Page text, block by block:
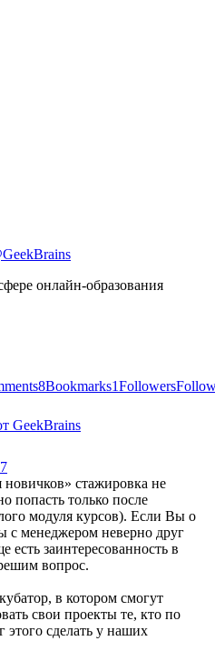
онлайн-образования
8Bookmarks1Followers
GeekBrains
новичков» стажировка не
попасть только после
модуля курсов). Если Вы о
с менеджером неверно друг
есть заинтересованность в
вопрос.
в котором смогут
свои проекты те, кто по
сделать у наших